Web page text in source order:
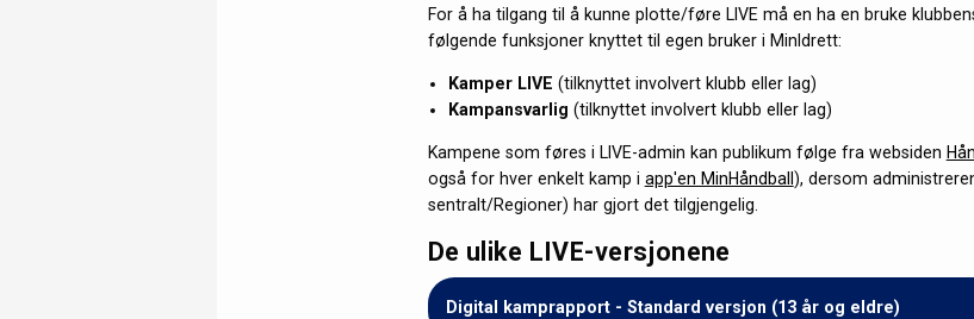
For å ha tilgang til å kunne plotte/føre LIVE må en ha en bruke
følgende funksjoner knyttet til egen bruker i MinIdrett:
Kamper LIVE(tilknyttet involvert klubb eller lag)
Kampansvarlig (tilknyttet involvert klubb eller lag)
Kampene som føres i LIVE-admin kan publikum følge fra websiden
også for hver enkelt kamp i app'en MinHåndball ), dersom
sentralt/Regioner) har gjort det tilgjengelig.
De ulike LIVE-versjonene
Digital kamprapport - Standard versjon (13 år og eldre)